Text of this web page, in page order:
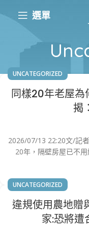
選單
UNCATEGORIZED
同樣20年老屋為
揭
2026/07/13 22:20文/記
20年，隔壁房屋已不
UNCATEGORIZED
違規使用農地贈
家:恐將遭